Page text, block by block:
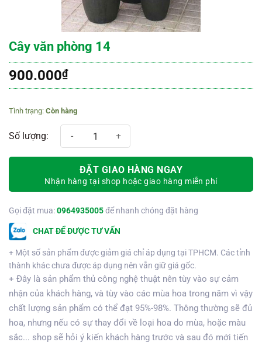
Cây văn phòng 14
900.000₫
Còn hàng
Cây văn phòng 14 số lượng
ĐẶT GIAO HÀNG NGAY
Nhận hàng tại shop hoặc giao hàng miễn phí
Gọi đặt mua:0964935005để nhanh chóng đặt hàng
CHAT ĐỂ ĐƯỢC TƯ VẤN
+ Một số sản phẩm được giảm giá chỉ áp dụng tại TPHCM. Các tỉnh
thành khác chưa được áp dụng nên vẫn giữ giá gốc.
+ Đây là sản phẩm thủ công nghệ thuật nên tùy vào sự cảm
nhận của khách hàng, và tùy vào các mùa hoa trong năm vì vậy
chất lượng sản phẩm có thể đạt 95%-98%. Thông thường sẽ đủ
hoa, nhưng nếu có sự thay đổi về loại hoa do mùa, hoặc màu
sắc... shop sẽ hỏi ý kiến khách hàng trước và sau đó mới tiến